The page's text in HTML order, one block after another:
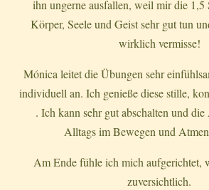
ihn ungerne ausfallen, weil mir die 1,5
Körper, Seele und Geist sehr gut tun
wirklich vermisse!
Mónica leitet die Übungen sehr
individuell an. Ich genieße diese stille,
. Ich kann sehr gut abschalten und
Alltags im Bewegen und
Am Ende fühle ich mich aufgerichtet,
zuversichtlich.